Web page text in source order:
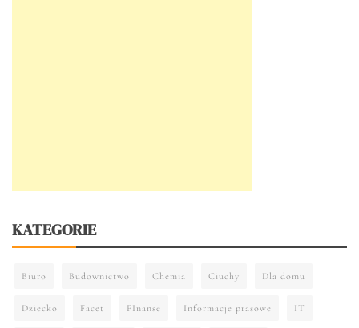
KATEGORIE
Biuro Budownictwo Chemia Ciuchy Dla domu
Dziecko Facet FInanse Informacje prasowe IT